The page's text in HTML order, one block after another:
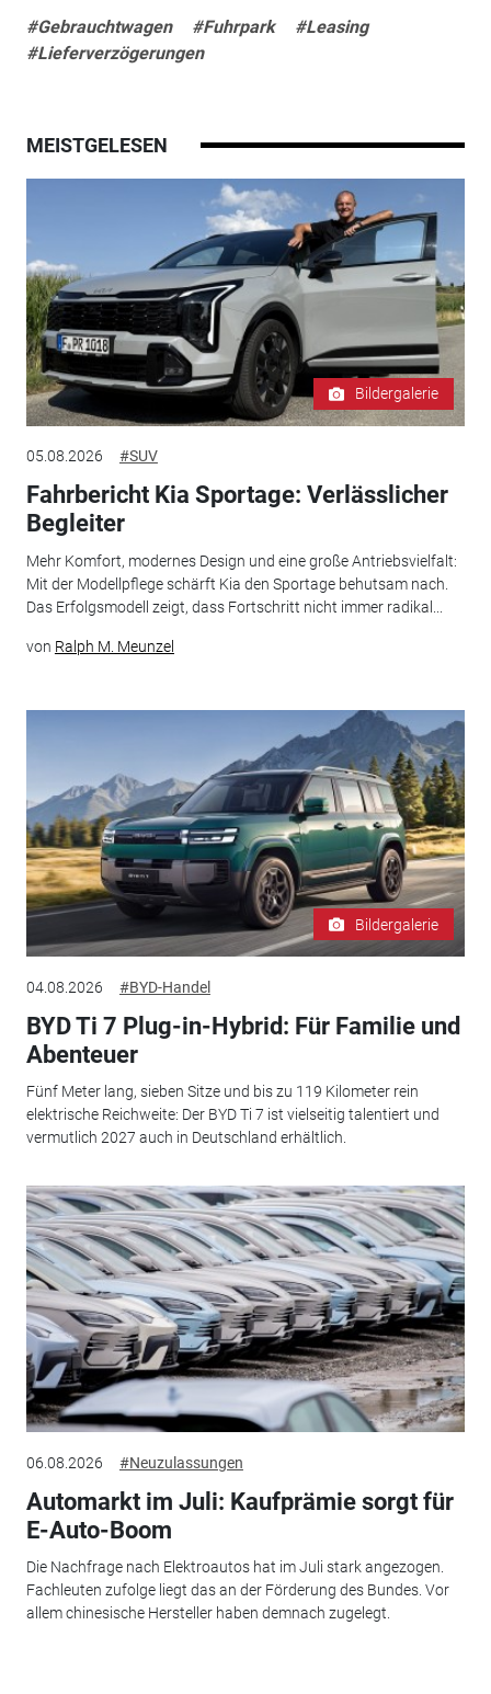
#Gebrauchtwagen #Fuhrpark
#Leasing
#Lieferverzögerungen
MEISTGELESEN
Bildergalerie
05.08.2026 #SUV
Fahrbericht Kia Sportage: Verlässlicher
Begleiter
Mehr Komfort, modernes Design und eine große Antriebsvielfalt:
Mit der Modellpflege schärft Kia den Sportage behutsam nach.
Das Erfolgsmodell zeigt, dass Fortschritt nicht immer radikal...
von Ralph M. Meunzel
Bildergalerie
04.08.2026 #BYD-Handel
BYD Ti 7 Plug-in-Hybrid: Für Familie und
Abenteuer
Fünf Meter lang, sieben Sitze und bis zu 119 Kilometer rein
elektrische Reichweite: Der BYD Ti 7 ist vielseitig talentiert und
vermutlich 2027 auch in Deutschland erhältlich.
06.08.2026 #Neuzulassungen
Automarkt im Juli: Kaufprämie sorgt für
E-Auto-Boom
Die Nachfrage nach Elektroautos hat im Juli stark angezogen.
Fachleuten zufolge liegt das an der Förderung des Bundes. Vor
allem chinesische Hersteller haben demnach zugelegt.